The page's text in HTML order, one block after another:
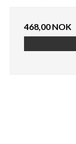
468,00 NOK